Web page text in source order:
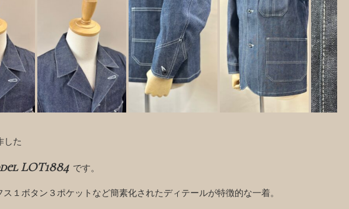
した
LOT1884 です。
１ボタン３ポケットなど簡素化されたディテールが特徴的な一着。